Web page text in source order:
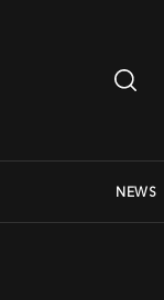
…
NEWS